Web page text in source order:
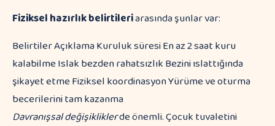
Fiziksel hazırlık belirtileriarasında şunlar var:
Belirtiler Açıklama Kuruluk süresi En az 2 saat kuru
kalabilme Islak bezden rahatsızlık Bezini ıslattığında
şikayet etme Fiziksel koordinasyon Yürüme ve oturma
becerilerini tam kazanma
Davranışsal değişikliklerde önemli. Çocuk tuvaletini